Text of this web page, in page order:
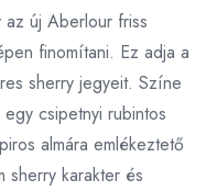
új Aberlour friss
finomítani. Ez adja a
sherry jegyeit. Színe
csipetnyi rubintos
almára emlékeztető
sherry karakter és